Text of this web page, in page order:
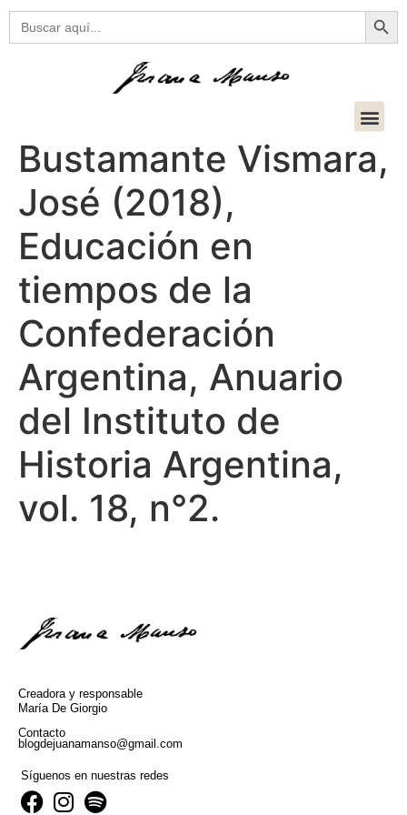
Buscar:
Bustamante Vismara,
José (2018),
Educación en
tiempos de la
Confederación
Argentina, Anuario
del Instituto de
Historia Argentina,
vol. 18, n°2.
Creadora y responsable
María De Giorgio
Contacto
blogdejuanamanso@gmail.com
Síguenos en nuestras redes